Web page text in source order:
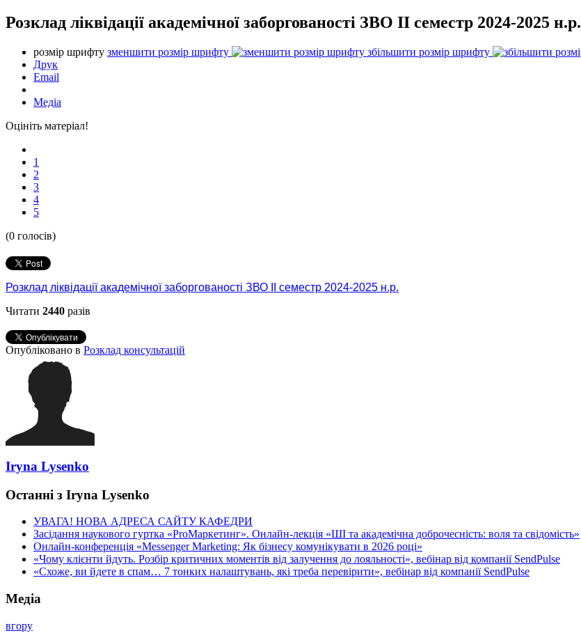
Розклад ліквідації академічної заборгованості ЗВО ІІ семестр 2024-2025 н.р.
розмір шрифту зменшити розмір шрифту
збільшити розмір шрифту
Друк
Email
Медіа
Оцініть матеріал!
1
2
3
4
5
(0 голосів)
Розклад ліквідації академічної заборгованості ЗВО ІІ семестр 2024-2025 н.р.
Читати 2440 разів
Опубліковано в Розклад консультацій
Iryna Lysenko
Останні з Iryna Lysenko
УВАГА! НОВА АДРЕСА САЙТУ КАФЕДРИ
Засідання наукового гуртка «ProМаркетинг». Онлайн-лекція «ШІ та академічна доброчесність: воля та свідомість»
Онлайн-конференція «Messenger Marketing: Як бізнесу комунікувати в 2026 році»
«Чому клієнти йдуть. Розбір критичних моментів від залучення до лояльності», вебінар від компанії SendPulse
«Схоже, ви йдете в спам… 7 тонких налаштувань, які треба перевірити», вебінар від компанії SendPulse
Медіа
вгору